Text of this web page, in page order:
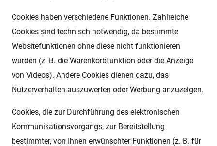
Cookies haben verschiedene Funktionen. Zahlreiche
Cookies sind technisch notwendig, da bestimmte
Websitefunktionen ohne diese nicht funktionieren
würden (z. B. die Warenkorbfunktion oder die Anzeige
von Videos). Andere Cookies dienen dazu, das
Nutzerverhalten auszuwerten oder Werbung anzuzeigen.
Cookies, die zur Durchführung des elektronischen
Kommunikationsvorgangs, zur Bereitstellung
bestimmter, von Ihnen erwünschter Funktionen (z. B. für